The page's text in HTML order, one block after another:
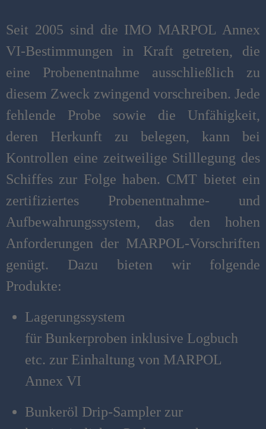
Seit 2005 sind die IMO MARPOL Annex
VI-Bestimmungen in Kraft getreten, die
eine Probenentnahme ausschließlich zu
diesem Zweck zwingend vorschreiben. Jede
fehlende Probe sowie die Unfähigkeit,
deren Herkunft zu belegen, kann bei
Kontrollen eine zeitweilige Stilllegung des
Schiffes zur Folge haben. CMT bietet ein
zertifiziertes Probenentnahme- und
Aufbewahrungssystem, das den hohen
Anforderungen der MARPOL-Vorschriften
genügt. Dazu bieten wir folgende
Produkte:
Lagerungssystem
für Bunkerproben inklusive Logbuch
etc. zur Einhaltung von MARPOL
Annex VI
Bunkeröl Drip-Sampler zur